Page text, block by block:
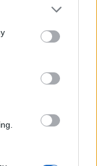
or more Google
You may click to
party tags to
in below Google